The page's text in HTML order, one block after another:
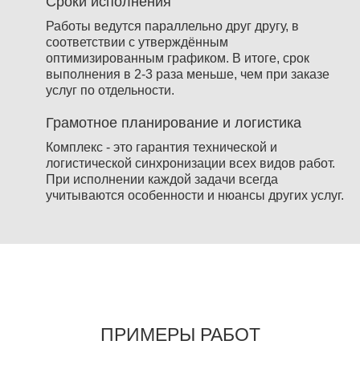
Работы ведутся параллельно друг другу, в
соответствии с утверждённым
оптимизированным графиком. В итоге, срок
выполнения в 2-3 раза меньше, чем при заказе
услуг по отдельности.
Грамотное планирование и логистика
Комплекс - это гарантия технической и
логистической синхронизации всех видов работ.
При исполнении каждой задачи всегда
учитываются особенности и нюансы других услуг.
ПРИМЕРЫ РАБОТ